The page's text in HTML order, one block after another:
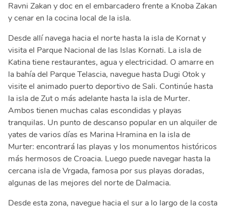
Ravni Zakan y doc en el embarcadero frente a Knoba Zakan
y cenar en la cocina local de la isla.
Desde allí navega hacia el norte hasta la isla de Kornat y
visita el Parque Nacional de las Islas Kornati. La isla de
Katina tiene restaurantes, agua y electricidad. O amarre en
la bahía del Parque Telascia, navegue hasta Dugi Otok y
visite el animado puerto deportivo de Sali. Continúe hasta
la isla de Zut o más adelante hasta la isla de Murter.
Ambos tienen muchas calas escondidas y playas
tranquilas. Un punto de descanso popular en un alquiler de
yates de varios días es Marina Hramina en la isla de
Murter: encontrará las playas y los monumentos históricos
más hermosos de Croacia. Luego puede navegar hasta la
cercana isla de Vrgada, famosa por sus playas doradas,
algunas de las mejores del norte de Dalmacia.
Desde esta zona, navegue hacia el sur a lo largo de la costa